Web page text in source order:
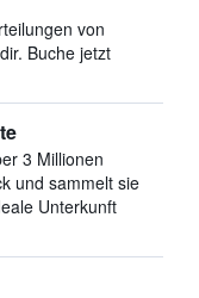
von
Buche jetzt
3 Millionen
und sammelt sie
Unterkunft